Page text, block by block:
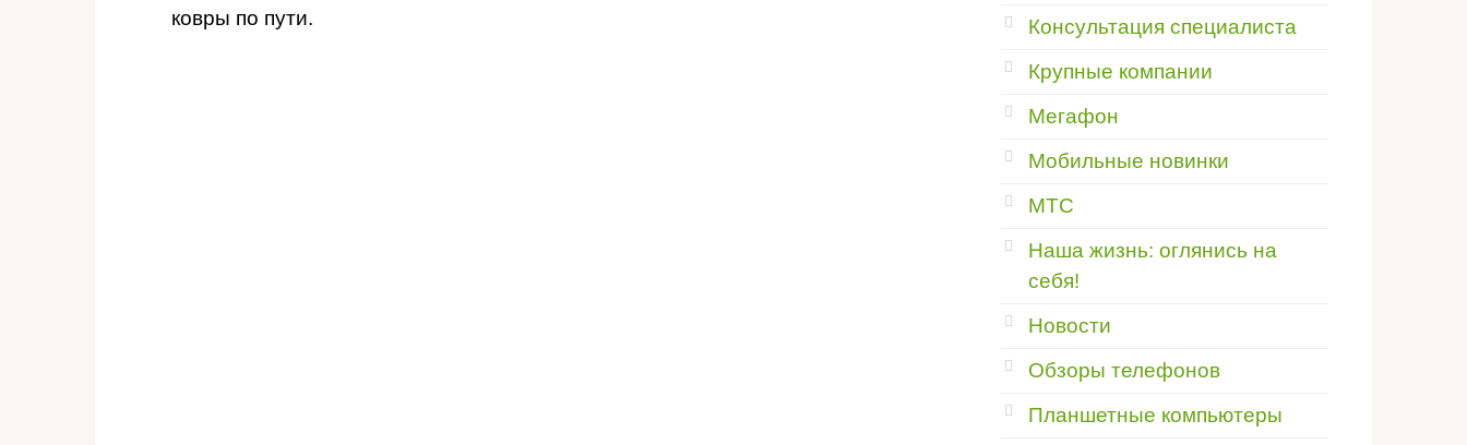
ковры по пути.
Консультация специалиста
Крупные компании
Мегафон
Мобильные новинки
МТС
Наша жизнь: оглянись на
себя!
Новости
Обзоры телефонов
Планшетные компьютеры